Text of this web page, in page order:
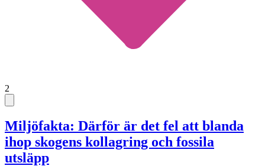
2
Miljöfakta: Därför är det fel att blanda
ihop skogens kollagring och fossila
utsläpp